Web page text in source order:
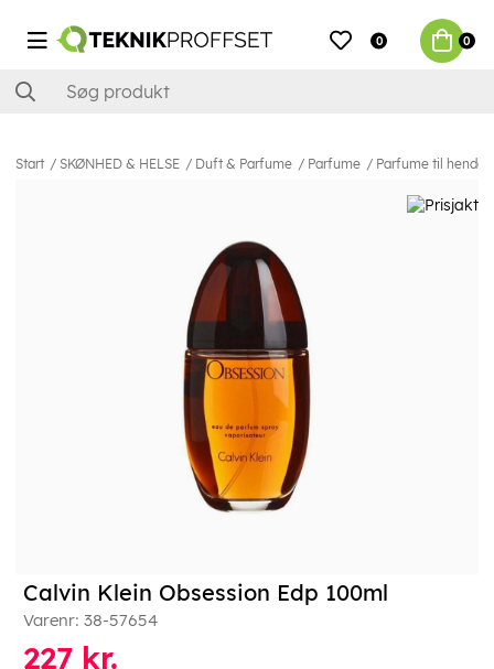
0 0
Start SKØNHED & HELSE Duft & Parfume Parfume Parfume til hende
Calvin Klein Obsession Edp 100ml
Varenr: 38-57654
227 kr.